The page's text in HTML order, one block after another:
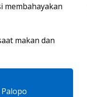
membahayakan
makan dan